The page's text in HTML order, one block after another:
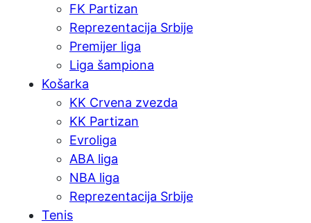
FK Partizan
Reprezentacija Srbije
Premijer liga
Liga šampiona
Košarka
KK Crvena zvezda
KK Partizan
Evroliga
ABA liga
NBA liga
Reprezentacija Srbije
Tenis